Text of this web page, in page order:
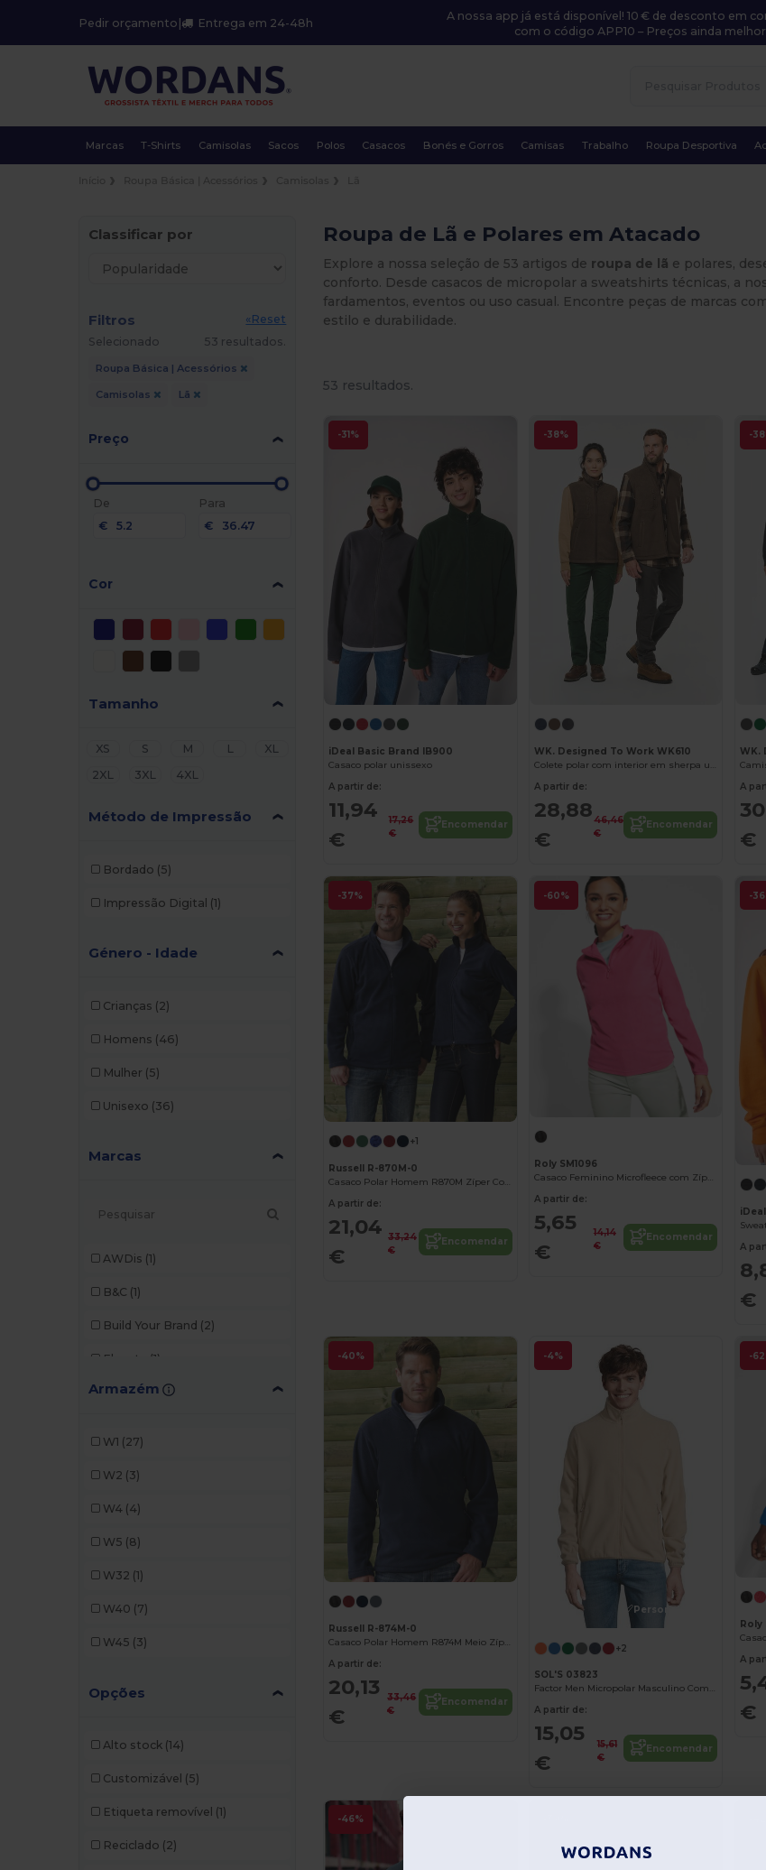
Pedir orçamento | Entrega em 24-48h
A nossa app já está disponível! 10 € de desconto em
com o código APP10 – Preços ainda
Marcas T-Shirts Camisolas Sacos Polos Casacos Bonés e Gorros Camisas Trabalho Roupa Desportiva
Classificar por
Filtros
«Reset
Selecionado
53 resultados.
Roupa Básica | Acessórios
Camisolas Lã
Preço
De
€
Para
€
Cor
Tamanho
XS S M L
XL
2XL
3XL 4XL
Método de Impressão
Bordado (5)
Impressão Digital (1)
Género - Idade
Crianças (2)
Homens (46)
Mulher (5)
Unisexo (36)
Marcas
AWDis (1)
B&C (1)
Build Your Brand (2)
Elevate (1)
Fruit of the Loom
Result (1)
Armazém
W1 (27)
W2 (3)
W4 (4)
W5 (8)
W32 (1)
W40 (7)
W45 (3)
Opções
Alto stock (14)
Customizável (5)
Etiqueta removível (1)
Reciclado (2)
Roupa de Lã e Polares em Atacado
Explore a nossa seleção de 53 artigos de roupa de lã e polares,
conforto. Desde casacos de micropolar a sweatshirts técnicas, a
fardamentos, eventos ou uso casual. Encontre peças de marcas
estilo e durabilidade.
53 resultados.
-31%
iDeal Basic Brand IB900
Casaco polar unissexo
A partir de:
11,94
€
17,26
€
Encomendar
-38%
WK. Designed To Work WK610
A partir de:
28,88
€
46,46
€
Encomendar
-
WK.
A
€
-37%
+1
Russell R-870M-0
A partir de:
21,04
€
33,24
€
Encomendar
-60%
Roly SM1096
A partir de:
5,65
€
14,14
€
Encomendar
-
A
€
-40%
Russell R-874M-0
Casaco Polar Homem R874M Meio Zíper
A partir de:
20,13
€
33,46
€
Encomendar
-4%
Personalize-o!
+2
SOL'S 03823
Factor Men Micropolar Masculino Com Fecho De Correr
A partir de:
15,05
€
15,61
€
Encomendar
-
Roly
A
€
-46%